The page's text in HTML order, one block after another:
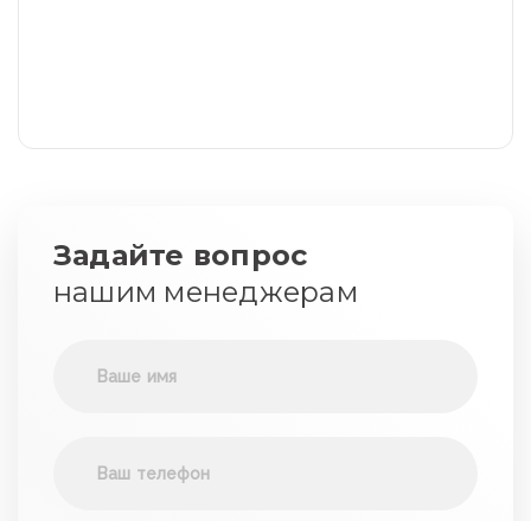
Задайте вопрос
нашим менеджерам